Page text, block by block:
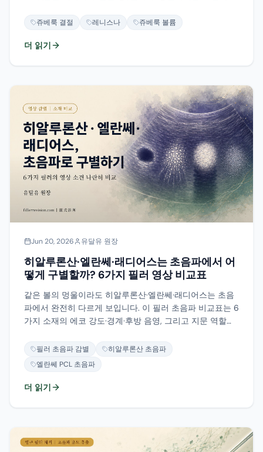
장에는 Juvelook 또는 Lenisna가 인쇄되어 있습니다. 같은
결해 놓은 자료는 거의 없습니다. 이 글에서는 두 제품의 성
젝터로 이 재료가 실제로 들어가는지를 다룹니다.
쥬베룩 결절 레니스나 쥬베룩 볼륨
더 읽기
Jun 20, 2026 유달유 원장
히알루론산·엘란쎄·래디어스는 초음파에서 어
떻게 구별할까? 6가지 필러 영상 비교표
같은 볼의 멍울이라도 히알루론산·엘란쎄·래디어스는 초음
파에서 완전히 다르게 보입니다. 이 필러 초음파 비교표는 6
가지 소재의 에코 강도·경계·후방 음영, 그리고 지문 역할을
갈리는지도 솔직하게 알려드립니다. 소재를 읽어내는 것이
녹일 수 있는지 물리적으로 제거해야 하는지를 결정합니다.
필러 초음파 감별
히알루론산 초음파
엘란쎄 PCL 초음파
더 읽기